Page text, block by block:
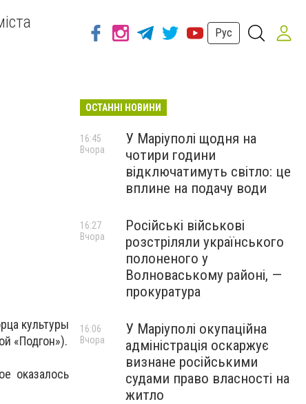
Рус
культуры
«Подгон»).
оказалось
ОСТАННІ НОВИНИ
У Маріуполі щодня на
чотири години
відключатимуть світло: це
вплине на подачу води
16:45
Вчора
Російські військові
розстріляли українського
полоненого у
Волноваському районі, —
прокуратура
16:27
Вчора
У Маріуполі окупаційна
адміністрація оскаржує
визнане російськими
судами право власності на
житло
16:06
Вчора